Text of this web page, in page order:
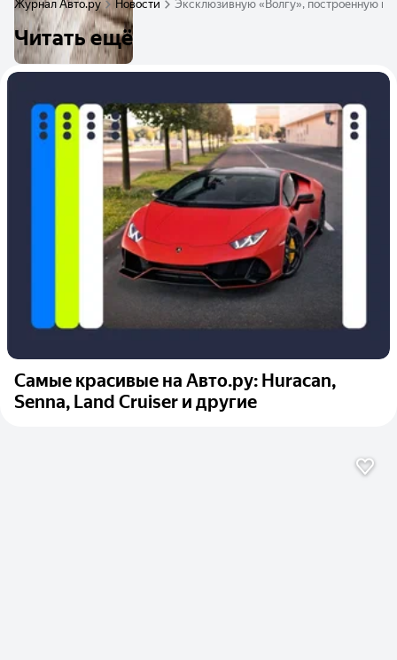
Журнал Авто.ру Новости Эксклюзивную «Волгу», построенную
Читать ещё
Самые красивые на Авто.ру: Huracan,
Senna, Land Cruiser и другие